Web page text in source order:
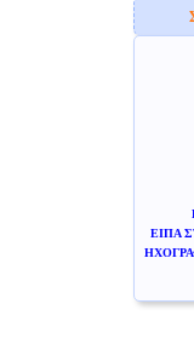
ΕΙΠΑ